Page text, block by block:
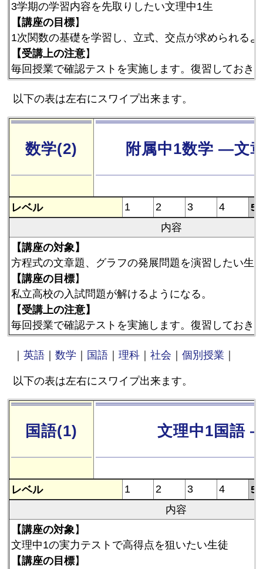
3学期の学習内容を先取りしたい文理中1生
【講座の目標】
1次関数の基礎を学習し、立式、交点が求められる
【受講上の注意】
毎回授業で確認テストを実施します。復習しておき
以下の表は左右にスワイプ出来ます。
数学(2) 附属中1数学 ―文
レベル 1 2 3 4 5
内容
【講座の対象】
方程式の文章題、グラフの発展問題を演習したい生
【講座の目標】
私立高校の入試問題が解けるようになる。
【受講上の注意】
毎回授業で確認テストを実施します。復習しておき
｜英語 ｜数学 国語 ｜理科 ｜社会 ｜個別授業
以下の表は左右にスワイプ出来ます。
国語(1) 文理中1国語
レベル 1 2 3 4 5
内容
【講座の対象】
文理中1の実力テストで高得点を狙いたい生徒
【講座の目標】